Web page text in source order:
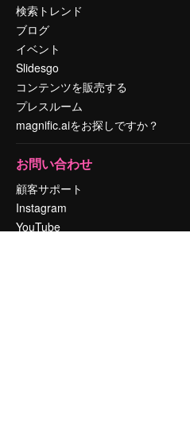
検索トレンド
ブログ
イベント
Slidesgo
コンテンツを販売する
プレスルーム
magnific.aiをお探しですか？
お問い合わせ
顧客サポート
Instagram
YouTube